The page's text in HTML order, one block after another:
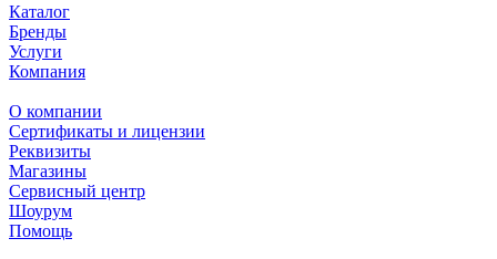
Каталог
Бренды
Услуги
Компания
О компании
Сертификаты и лицензии
Реквизиты
Магазины
Сервисный центр
Шоурум
Помощь